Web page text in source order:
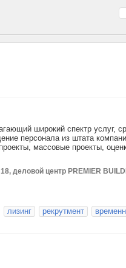
широкий спектр услуг,
персонала из штата
массовые проекты,
деловой центр PREMIER
лизинг рекрутмент